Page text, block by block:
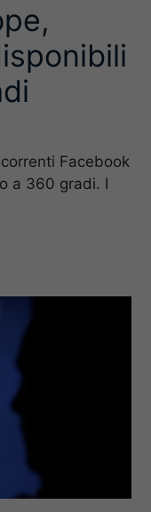
Facebook
a 360 gradi. I